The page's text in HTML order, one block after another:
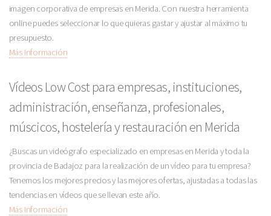
imagen corporativa de empresas en Merida. Con nuestra herramienta
online puedes seleccionar lo que quieras gastar y ajustar al máximo tu
presupuesto.
Más Información
Vídeos Low Cost para empresas, instituciones,
administración, enseñanza, profesionales,
múscicos, hostelería y restauración en Merida
¿Buscas un videógrafo especializado en empresas en Merida y toda la
provincia de Badajoz para la realización de un vídeo para tu empresa?
Tenemos los mejores precios y las mejores ofertas, ajustadas a todas las
tendencias en vídeos que se llevan este año.
Más Información